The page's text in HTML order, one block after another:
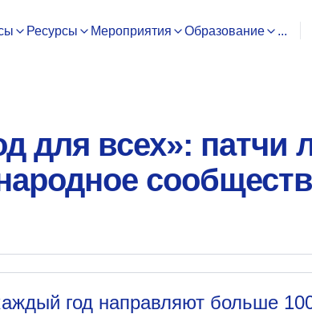
Ресурсы Мероприятия Образование ...
для всех»: патчи
год направляют больше